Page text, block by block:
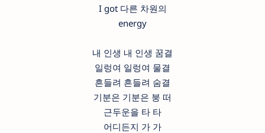
I got 다른 차원의
energy
내 인생 내 인생 꿈결
일렁여 일렁여 물결
흔들려 흔들려 숨결
기분은 기분은 붕 떠
근두운을 타 타
어디든지 가 가